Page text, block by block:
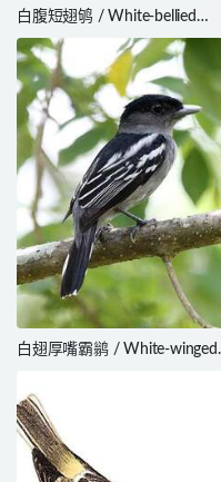
白腹短翅鸲 / White-bellied
Redstart / Luscinia
phaenicuroides
白翅厚嘴霸鹟 / White-winged
polychopterus